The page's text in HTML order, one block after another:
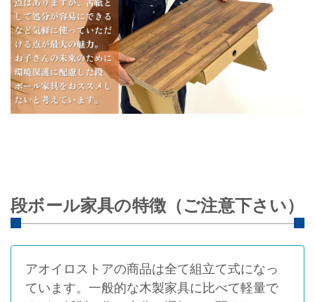
段ボール家具の特徴（ご注意下さい）
アオイロストアの商品は全て組立て式になっ
ています。一般的な木製家具に比べて軽量で